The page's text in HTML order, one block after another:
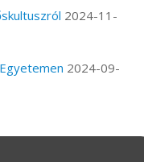
2024-11-
2024-09-